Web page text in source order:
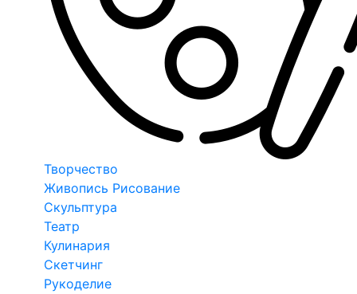
Творчество
Живопись Рисование
Скульптура
Театр
Кулинария
Скетчинг
Рукоделие